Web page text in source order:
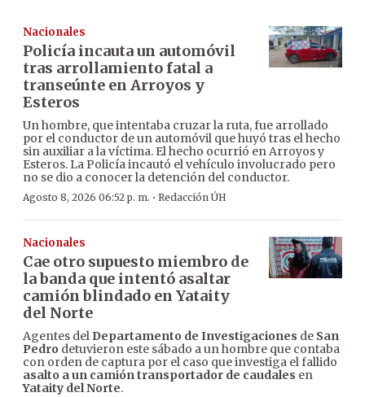
Nacionales
Policía incauta un automóvil
tras arrollamiento fatal a
transeúnte en Arroyos y
Esteros
Un hombre, que intentaba cruzar la ruta, fue arrollado
por el conductor de un automóvil que huyó tras el hecho
sin auxiliar a la víctima. El hecho ocurrió en Arroyos y
Esteros. La Policía incautó el vehículo involucrado pero
no se dio a conocer la detención del conductor.
Agosto 8, 2026 06:52 p. m. · Redacción ÚH
Nacionales
Cae otro supuesto miembro de
la banda que intentó asaltar
camión blindado en Yataity
del Norte
Agentes del Departamento de Investigaciones de San
Pedro detuvieron este sábado a un hombre que contaba
con orden de captura por el caso que investiga el fallido
asalto a un camión transportador de caudales en
Yataity del Norte.